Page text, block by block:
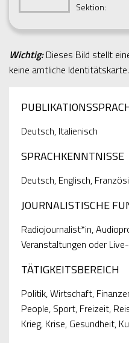
Sektion:
Wichtig:Dieses Bild stellt
keine amtliche Identitätskarte.
Deutsch, Italienisch
SPRACHKENNTNISSE
Deutsch, Englisch,
JOURNALISTISCHE
Radiojournalist*in,
Veranstaltungen oder
TÄTIGKEITSBEREICH
Politik, Wirtschaft,
People, Sport, Freizeit,
Krieg, Krise, Gesundheit,